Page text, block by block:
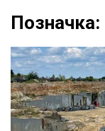
Позначка: